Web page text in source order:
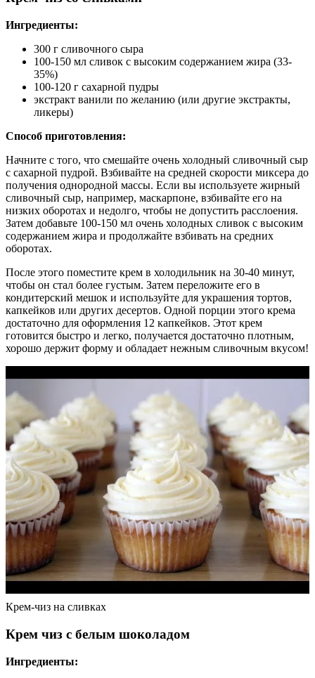
Ингредиенты:
300 г сливочного сыра
100-150 мл сливок с высоким содержанием жира (33-
35%)
100-120 г сахарной пудры
экстракт ванили по желанию (или другие экстракты,
ликеры)
Способ приготовления:
Начните с того, что смешайте очень холодный сливочный сыр
с сахарной пудрой. Взбивайте на средней скорости миксера до
получения однородной массы. Если вы используете жирный
сливочный сыр, например, маскарпоне, взбивайте его на
низких оборотах и недолго, чтобы не допустить расслоения.
Затем добавьте 100-150 мл очень холодных сливок с высоким
содержанием жира и продолжайте взбивать на средних
оборотах.
После этого поместите крем в холодильник на 30-40 минут,
чтобы он стал более густым. Затем переложите его в
кондитерский мешок и используйте для украшения тортов,
капкейков или других десертов. Одной порции этого крема
достаточно для оформления 12 капкейков. Этот крем
готовится быстро и легко, получается достаточно плотным,
хорошо держит форму и обладает нежным сливочным вкусом!
Крем-чиз на сливках
Крем чиз с белым шоколадом
Ингредиенты: